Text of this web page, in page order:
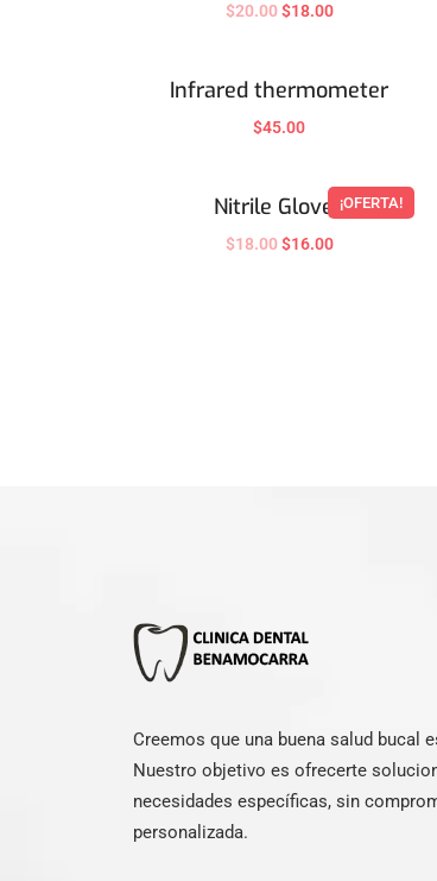
$20.00$18.00
Infrared thermometer
$45.00
¡OFERTA!
Nitrile Gloves
$18.00$16.00
Creemos que una buena salud bucal
Nuestro objetivo es ofrecerte
necesidades específicas, sin
personalizada.